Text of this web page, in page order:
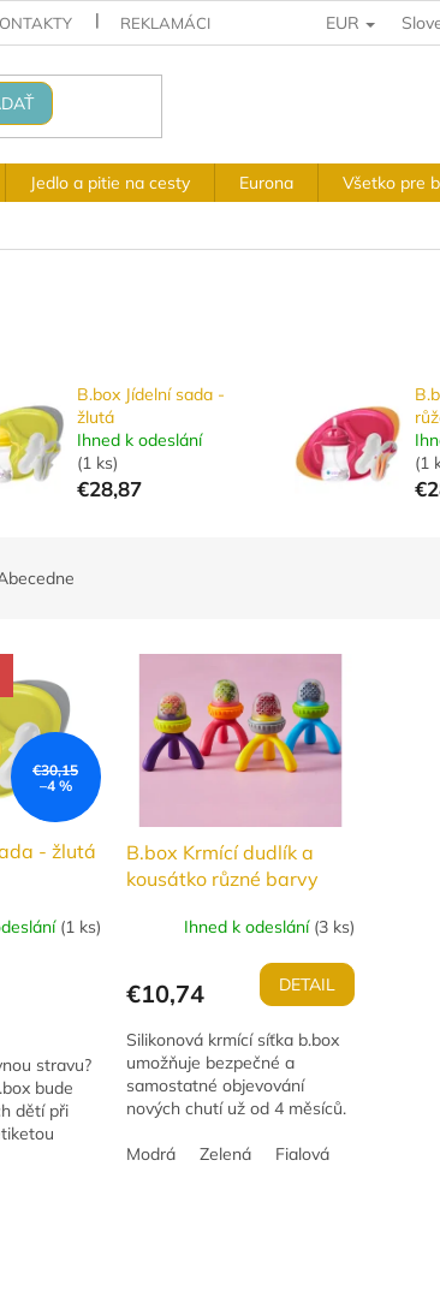
REKLAMÁCIA A VRÁTENIE EUR
Jedlo a pitie na cesty Eurona Všetko pre
B.box Jídelní sada -
žlutá
Ihned k odeslání
(1 ks)
€28,87
(1
€30,15
–4 %
- žlutá
(1 ks)
stravu?
bude
dětí při
B.box Krmící dudlík a
kousátko různé barvy
Ihned k odeslání (3 ks)
€10,74 DETAIL
Silikonová krmící síťka b.box
umožňuje bezpečné a
samostatné objevování
nových chutí už od 4 měsíců.
praktická, hygienická a ideální
Modrá Zelená Fialová